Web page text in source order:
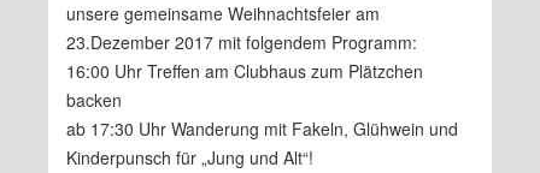
unsere gemeinsame Weihnachtsfeier am
23.Dezember 2017 mit folgendem Programm:
16:00 Uhr Treffen am Clubhaus zum Plätzchen
backen
ab 17:30 Uhr Wanderung mit Fakeln, Glühwein und
Kinderpunsch für „Jung und Alt“!